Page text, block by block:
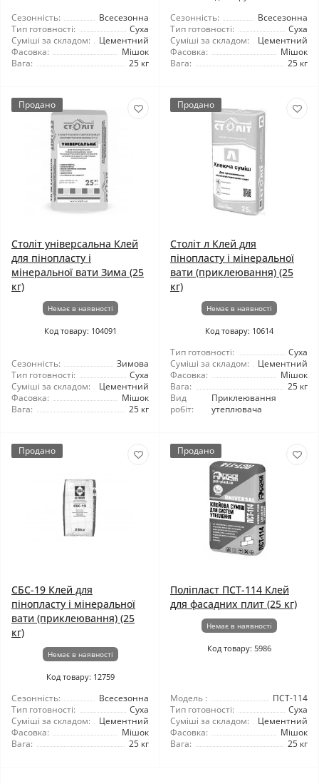
Сезонність:
Всесезонна
Тип готовності:
Суха
Суміші за складом:
Цементний
Фасовка:
Мішок
Вага:
25 кг
Сезонність:
Всесезонна
Тип готовності:
Суха
Суміші за складом:
Цементний
Фасовка:
Мішок
Вага:
25 кг
Продано
Століт універсальна Клей
для пінопласту і
мінеральної вати Зима (25
кг)
Немає в наявності
Код товару: 104091
Сезонність:
Зимова
Тип готовності:
Суха
Суміші за складом:
Цементний
Фасовка:
Мішок
Вага:
25 кг
Продано
Століт л Клей для
пінопласту і мінеральної
вати (приклеювання) (25
кг)
Немає в наявності
Код товару: 10614
Тип готовності:
Суха
Суміші за складом:
Цементний
Фасовка:
Мішок
Вага:
25 кг
Вид
робіт:
Приклеювання
утеплювача
Продано
СБС-19 Клей для
пінопласту і мінеральної
вати (приклеювання) (25
кг)
Немає в наявності
Код товару: 12759
Сезонність:
Всесезонна
Тип готовності:
Суха
Суміші за складом:
Цементний
Фасовка:
Мішок
Вага:
25 кг
Продано
Поліпласт ПСТ-114 Клей
для фасадних плит (25 кг)
Немає в наявності
Код товару: 5986
Модель :
ПСТ-114
Тип готовності:
Суха
Суміші за складом:
Цементний
Фасовка:
Мішок
Вага:
25 кг